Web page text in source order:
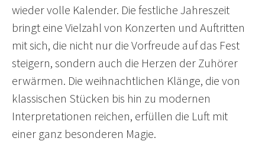
wieder volle Kalender. Die festliche Jahreszeit
bringt eine Vielzahl von Konzerten und Auftritten
mit sich, die nicht nur die Vorfreude auf das Fest
steigern, sondern auch die Herzen der Zuhörer
erwärmen. Die weihnachtlichen Klänge, die von
klassischen Stücken bis hin zu modernen
Interpretationen reichen, erfüllen die Luft mit
einer ganz besonderen Magie.